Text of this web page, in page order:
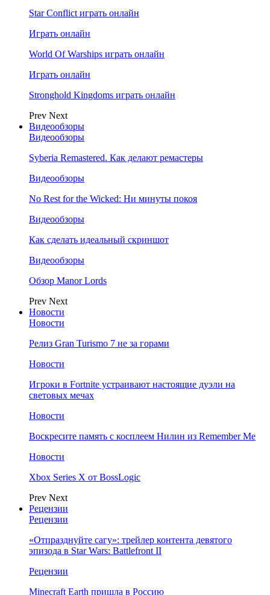
Star Conflict играть онлайн
Играть онлайн
World Of Warships играть онлайн
Играть онлайн
Stronghold Kingdoms играть онлайн
Prev Next
Видеообзоры
Видеообзоры
Syberia Remastered. Как делают ремастеры
Видеообзоры
No Rest for the Wicked: Ни минуты покоя
Видеообзоры
Как сделать идеальный скриншот
Видеообзоры
Обзор Manor Lords
Prev Next
Новости
Новости
Релиз Gran Turismo 7 не за горами
Новости
Игроки в Fortnite устраивают настоящие дуэли на
световых мечах
Новости
Воскресите память с косплеем Нилин из Remember Me
Новости
Xbox Series X от BossLogic
Prev Next
Рецензии
Рецензии
«Отпразднуйте сагу»: трейлер контента девятого
эпизода в Star Wars: Battlefront II
Рецензии
Minecraft Earth пришла в Россию